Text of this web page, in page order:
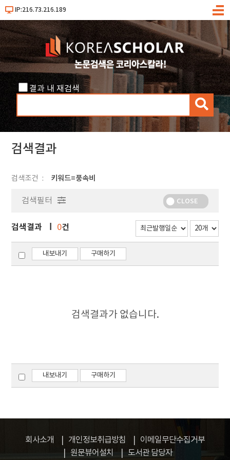
IP:216.73.216.189
메
결과 내 재검색
검
색
검색결과
검색조건 키워드=풍속비
검색필터 CLOSE
검색결과 0건
내보내기 구매하기
검색결과가 없습니다.
내보내기 구매하기
회사소개 개인정보취급방침
이메일무단수집거부
원문뷰어설치
도서관 담당자